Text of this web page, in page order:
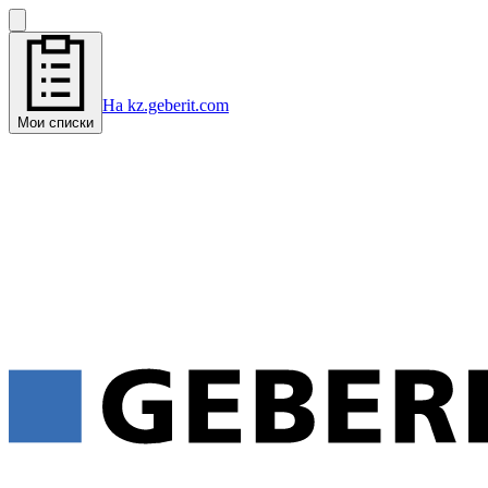
Мои списки
На kz.geberit.com